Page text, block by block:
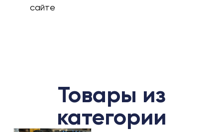
сайте
Товары из
категории